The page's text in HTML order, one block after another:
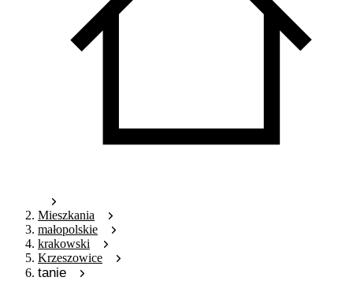
Mieszkania
małopolskie
krakowski
Krzeszowice
tanie